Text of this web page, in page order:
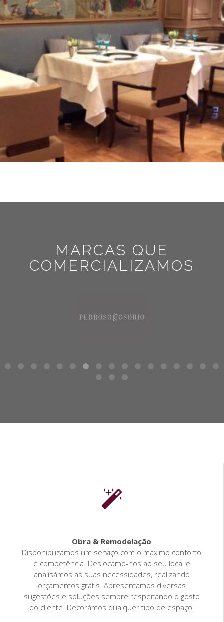
Participação na alteração do ‘Restaurant IL Lago’ no Hotel
des Bergues – Geneve
MARCAS QUE
COMERCIALIZAMOS
Obra & Remodelação
Disponibilizamos um serviço com o máximo conforto
e competência. Deslocámo-nos ao seu local e
analisámos as suas necessidades, realizando
orçamentos grátis. Apresentamos diversas
sugestões e soluções sempre respeitando o gosto
do cliente. Decorámos qualquer tipo de espaço.